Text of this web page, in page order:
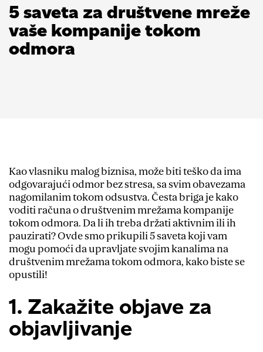
5 saveta za društvene mreže
vaše kompanije tokom
odmora
Kao vlasniku malog biznisa, može biti teško da ima
odgovarajući odmor bez stresa, sa svim obavezama
nagomilanim tokom odsustva. Česta briga je kako
voditi računa o društvenim mrežama kompanije
tokom odmora. Da li ih treba držati aktivnim ili ih
pauzirati? Ovde smo prikupili 5 saveta koji vam
mogu pomoći da upravljate svojim kanalima na
društvenim mrežama tokom odmora, kako biste se
opustili!
1. Zakažite objave za
objavljivanje